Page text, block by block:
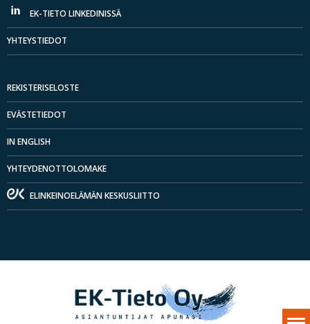
EK-TIETO LINKEDINISSÄ
YHTEYSTIEDOT
REKISTERISELOSTE
EVÄSTETIEDOT
IN ENGLISH
YHTEYDENOTTOLOMAKE
ELINKEINOELÄMÄN KESKUSLIITTO